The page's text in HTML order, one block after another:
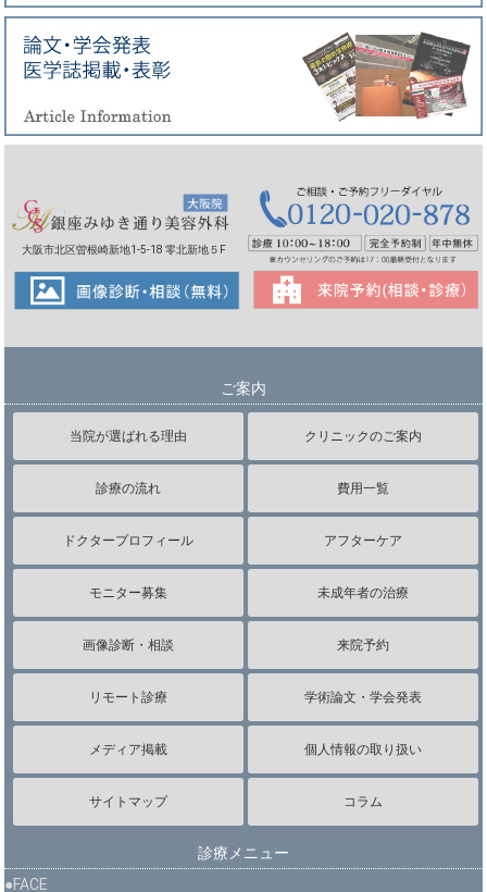
大阪市北区曽根崎新地1-5-18 零北新地５F
ご案内
当院が選ばれる理由 クリニックのご案内
診療の流れ 費用一覧
ドクタープロフィール アフターケア
モニター募集 未成年者の治療
画像診断・相談 来院予約
リモート診療 学術論文・学会発表
メディア掲載 個人情報の取り扱い
サイトマップ コラム
診療メニュー
●FACE